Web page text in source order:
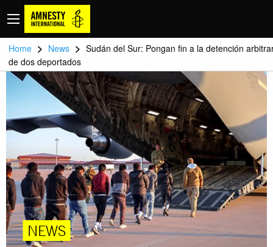
Home > News > Sudán del Sur: Pongan fin a la detención
de dos deportados
NEWS